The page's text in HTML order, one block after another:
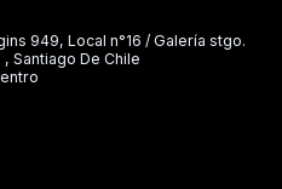
949, Local n°16 / Galería stgo.
Santiago De Chile